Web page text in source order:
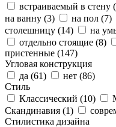
встраиваемый в стену (
на ванну (3) на пол (7)
столешницу (14) на
отдельно стоящие (8)
пристенные (147)
Угловая конструкция
да (61) нет (86)
Стиль
Классический (10)
Скандинавия (1)
Стилистика дизайна